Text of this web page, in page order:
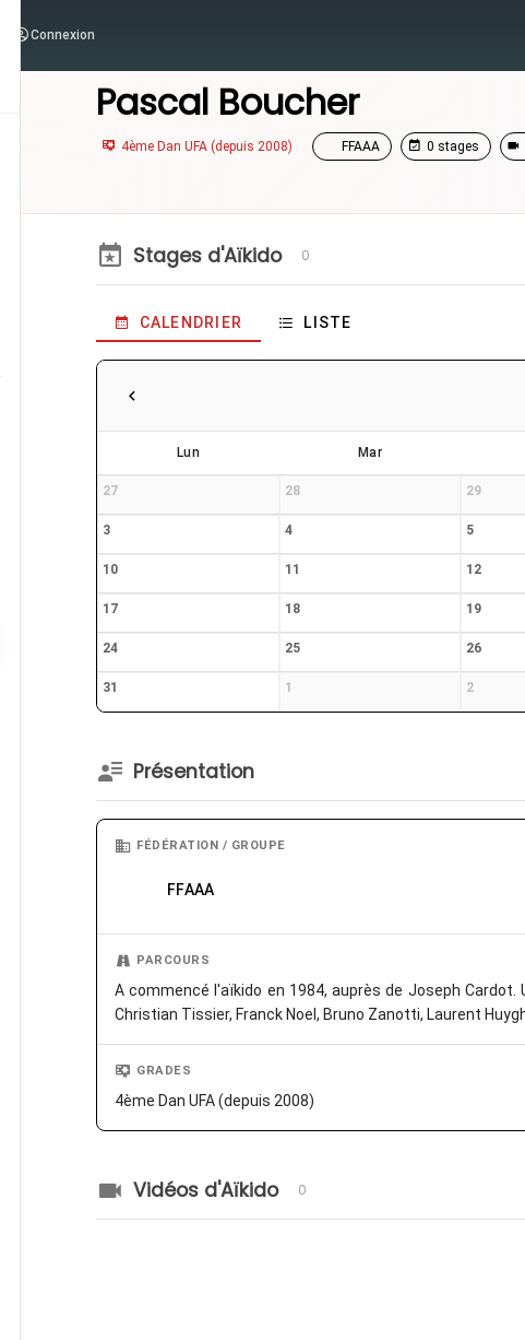
Connexion
Pascal Boucher
4ème Dan UFA (depuis 2008) FFAAA 0 stages
Stages d'Aïkido 0
CALENDRIER LISTE
Lun Mar
27 28 29
3 4 5
10 11 12
17 18 19
24 25 26
31 1 2
Présentation
FÉDÉRATION / GROUPE
FFAAA
PARCOURS
A commencé l'aïkido en 1984, auprès de Joseph
Christian Tissier, Franck Noel, Bruno Zanotti, Laurent
GRADES
4ème Dan UFA (depuis 2008)
Vidéos d'Aïkido 0